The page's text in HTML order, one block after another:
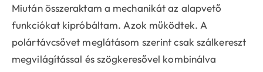
Miután összeraktam a mechanikát az alapvető
funkciókat kipróbáltam. Azok működtek. A
polártávcsővet meglátásom szerint csak szálkereszt
megvilágítással és szögkeresővel kombinálva